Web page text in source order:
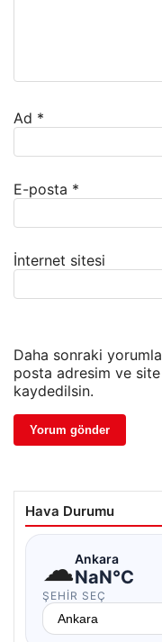
Ad *
E-posta *
İnternet sitesi
Daha sonraki
posta adresim ve site
kaydedilsin.
Hava Durumu
☁Ankara
NaN°C
ŞEHIR SEÇ